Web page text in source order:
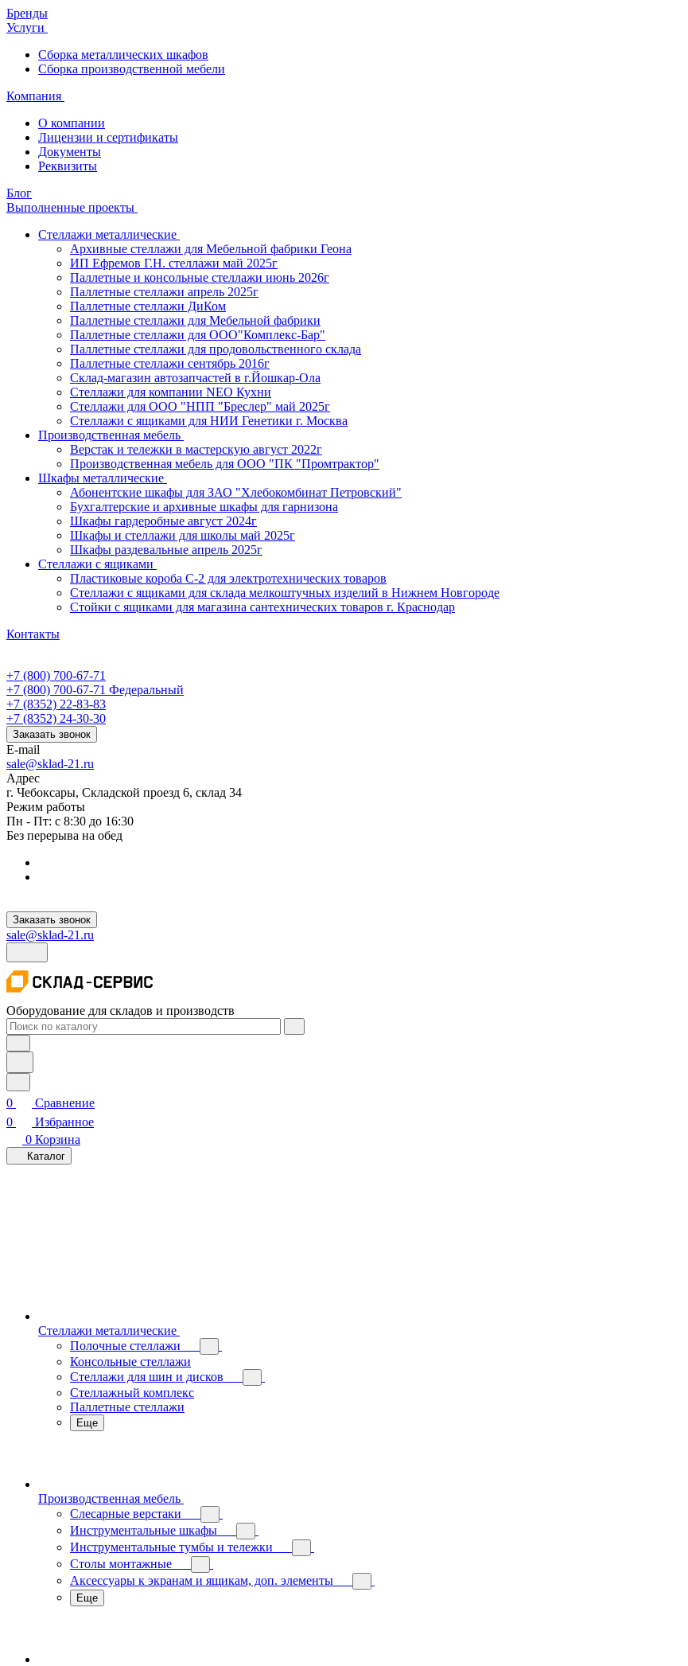
Бренды
Услуги
Сборка металлических шкафов
Сборка производственной мебели
Компания
О компании
Лицензии и сертификаты
Документы
Реквизиты
Блог
Выполненные проекты
Стеллажи металлические
Архивные стеллажи для Мебельной фабрики Геона
ИП Ефремов Г.Н. стеллажи май 2025г
Паллетные и консольные стеллажи июнь 2026г
Паллетные стеллажи апрель 2025г
Паллетные стеллажи ДиКом
Паллетные стеллажи для Мебельной фабрики
Паллетные стеллажи для ООО"Комплекс-Бар"
Паллетные стеллажи для продовольственного склада
Паллетные стеллажи сентябрь 2016г
Склад-магазин автозапчастей в г.Йошкар-Ола
Стеллажи для компании NEO Кухни
Стеллажи для ООО "НПП "Бреслер" май 2025г
Стеллажи с ящиками для НИИ Генетики г. Москва
Производственная мебель
Верстак и тележки в мастерскую август 2022г
Производственная мебель для ООО "ПК "Промтрактор"
Шкафы металлические
Абонентские шкафы для ЗАО "Хлебокомбинат Петровский"
Бухгалтерские и архивные шкафы для гарнизона
Шкафы гардеробные август 2024г
Шкафы и стеллажи для школы май 2025г
Шкафы раздевальные апрель 2025г
Стеллажи с ящиками
Пластиковые короба С-2 для электротехнических товаров
Стеллажи с ящиками для склада мелкоштучных изделий в Нижнем Новгороде
Стойки с ящиками для магазина сантехнических товаров г. Краснодар
Контакты
+7 (800) 700-67-71
+7 (800) 700-67-71 Федеральный
+7 (8352) 22-83-83
+7 (8352) 24-30-30
Заказать звонок
E-mail
sale@sklad-21.ru
Адрес
г. Чебоксары, Складской проезд 6, склад 34
Режим работы
Пн - Пт: с 8:30 до 16:30
Без перерыва на обед
Заказать звонок
sale@sklad-21.ru
Оборудование для складов и производств
0
Сравнение
0
Избранное
0 Корзина
Каталог
Стеллажи металлические
Полочные стеллажи
Консольные стеллажи
Стеллажи для шин и дисков
Стеллажный комплекс
Паллетные стеллажи
Еще
Производственная мебель
Слесарные верстаки
Инструментальные шкафы
Инструментальные тумбы и тележки
Столы монтажные
Аксессуары к экранам и ящикам, доп. элементы
Еще